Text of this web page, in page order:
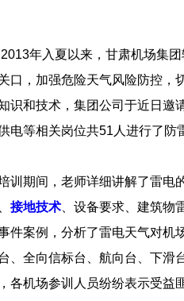
年入夏以来，甘肃机场集团
口，加强危险天气风险防控，
识和技术，集团公司于近日邀
电等相关岗位共51人进行了防
期间，老师详细讲解了雷电的
接地技术 、设备要求、建筑
件案例，分析了雷电天气对机
、全向信标台、航向台、下滑
各机场参训人员纷纷表示受益